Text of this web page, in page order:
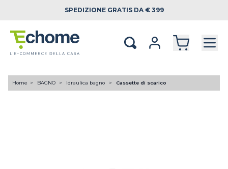
SPEDIZIONE GRATIS DA € 399
Home BAGNO Idraulica bagno Cassette di scarico